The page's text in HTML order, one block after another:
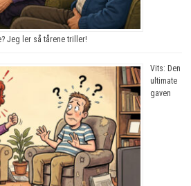
Jeg ler så tårene triller!
Vits: Den
ultimate
gaven